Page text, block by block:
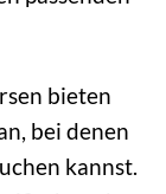
bieten
bei denen
kannst.